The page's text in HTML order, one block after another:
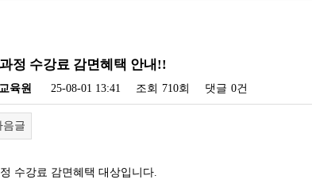
정 수강료 감면혜택 안내!!
육원 25-08-01 13:41 조회 710회 댓글 0건
음글
수강료 감면혜택 대상입니다.